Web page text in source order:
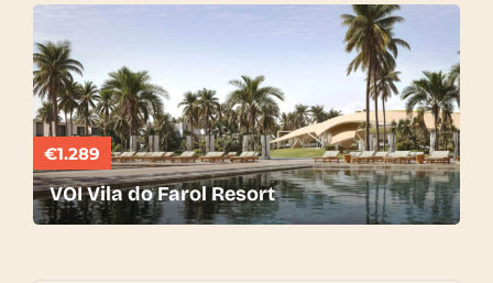
€1.289
VOI Vila do Farol Resort